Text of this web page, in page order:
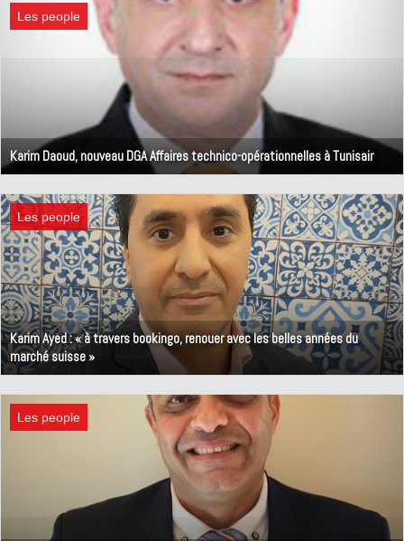
Les people
Karim Daoud, nouveau DGA Affaires technico-opérationnelles à Tunisair
Les people
Karim Ayed : « à travers bookingo, renouer avec les belles années du
marché suisse »
Les people